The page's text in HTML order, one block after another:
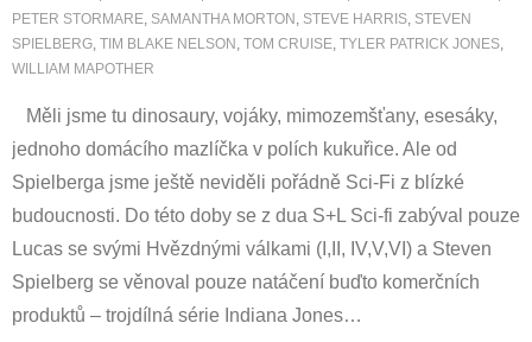
PETER STORMARE, SAMANTHA MORTON , STEVE HARRIS, STEVEN
SPIELBERG, TIM BLAKE NELSON , TOM CRUISE, TYLER PATRICK JONES,
WILLIAM MAPOTHER
Měli jsme tu dinosaury, vojáky, mimozemšťany, esesáky,
jednoho domácího mazlíčka v polích kukuřice. Ale od
Spielberga jsme ještě neviděli pořádně Sci-Fi z blízké
budoucnosti. Do této doby se z dua S+L Sci-fi zabýval pouze
Lucas se svými Hvězdnými válkami (I,II, IV,V,VI) a Steven
Spielberg se věnoval pouze natáčení buďto komerčních
produktů – trojdílná série Indiana Jones…